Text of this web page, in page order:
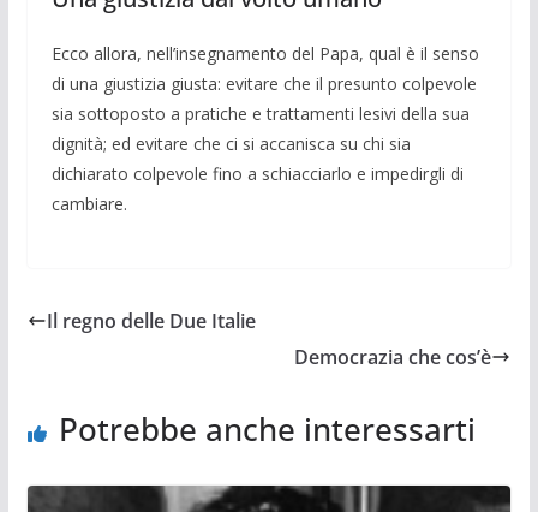
Ecco allora, nell’insegnamento del Papa, qual è il senso
di una giustizia giusta: evitare che il presunto colpevole
sia sottoposto a pratiche e trattamenti le­sivi della sua
dignità; ed evitare che ci si accanisca su chi sia
dichiarato colpevole fino a schiacciarlo e impedirgli di
cam­biare.
Il regno delle Due Italie
Democrazia che cos’è
Potrebbe anche interessarti